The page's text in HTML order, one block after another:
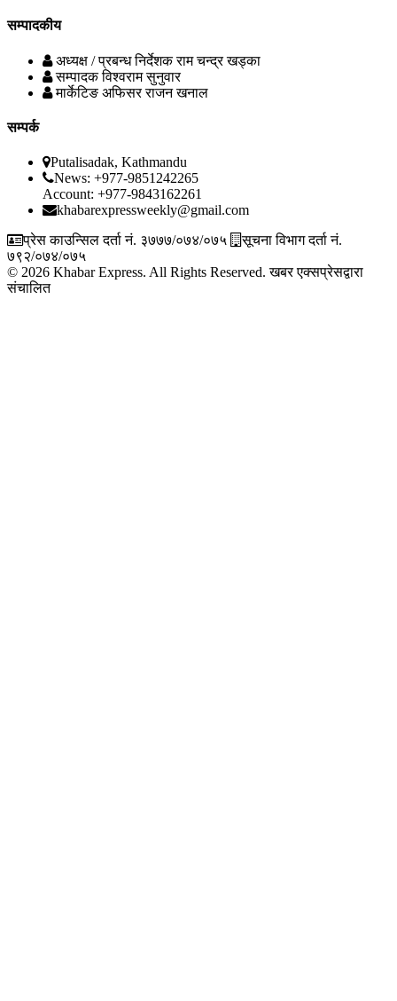
सम्पादकीय
अध्यक्ष / प्रबन्ध निर्देशक राम चन्द्र खड्का
सम्पादक विश्वराम सुनुवार
मार्केटिङ अफिसर राजन खनाल
सम्पर्क
Putalisadak, Kathmandu
News: +977-9851242265
Account: +977-9843162261
khabarexpressweekly@gmail.com
प्रेस काउन्सिल दर्ता नं. ३७७७/०७४/०७५
सूचना विभाग दर्ता नं.
७९२/०७४/०७५
© 2026 Khabar Express. All Rights Reserved. खबर एक्सप्रेसद्वारा
संचालित